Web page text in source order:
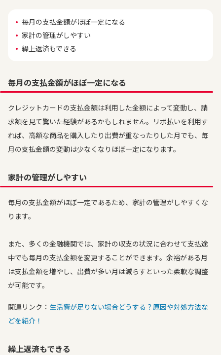
毎月の支払金額がほぼ一定になる
家計の管理がしやすい
繰上返済もできる
毎月の支払金額がほぼ一定になる
クレジットカードの支払金額は利用した金額によって変動し、請
求額を見て驚いた経験があるかもしれません。リボ払いを利用す
れば、高額な商品を購入したり出費が重なったりした月でも、毎
月の支払金額の変動は少なくなりほぼ一定になります。
家計の管理がしやすい
毎月の支払金額がほぼ一定であるため、家計の管理がしやすくな
ります。
また、多くの金融機関では、家計の収支の状況に合わせて支払途
中でも毎月の支払金額を変更することができます。余裕がある月
は支払金額を増やし、出費が多い月は減らすといった柔軟な調整
が可能です。
関連リンク： 生活費が足りない場合どうする？原因や対処方法な
どを紹介！
繰上返済もできる